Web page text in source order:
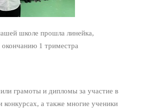
школе прошла линейка,
1 триместра
грамоты и дипломы за участие в
конкурсах, а также многие ученики